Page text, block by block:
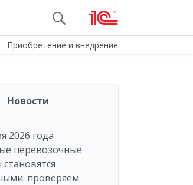
Приобретение и внедрение
Новости
2026 года
перевозочные
проверяем